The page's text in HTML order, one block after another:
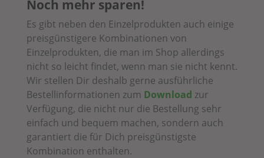
Noch mehr sparen!
Es gibt neben den Einzelprodukten auch einige
preisgünstigere Kombinationen von
Einzelprodukten, die man im Shop allerdings
nicht so leicht findet, wenn man sie nicht kennt.
Wir stellen Dir deshalb gerne ausführliche
Bestellinformationen zum Download zur
Verfügung, die nicht nur die Bestellung sehr
einfach und bequem machen, sondern auch
garantiert die für Dich preisgünstigste
Kombination enthalten.